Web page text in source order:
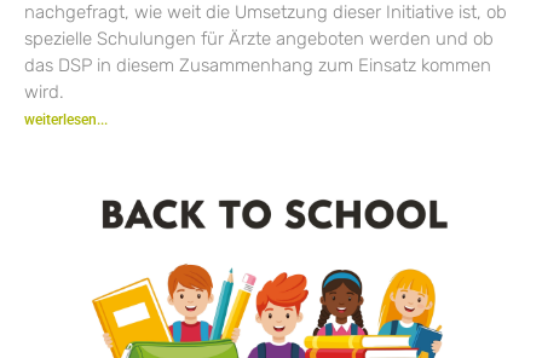
nachgefragt, wie weit die Umsetzung dieser Initiative ist, ob
spezielle Schulungen für Ärzte angeboten werden und ob
das DSP in diesem Zusammenhang zum Einsatz kommen
wird.
weiterlesen...